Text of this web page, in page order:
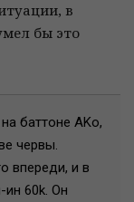
в
бы это
баттоне AKo,
червы.
впереди, и в
ин 60k. Он